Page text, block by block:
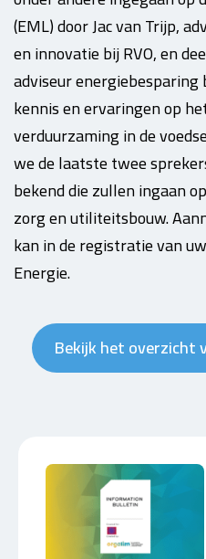
(EML) door Jac van Trijp,
en innovatie bij RVO, en
adviseur
kennis en ervaringen op
verduurzaming in de
we de laatste twee
bekend die zullen ingaan
zorg en utiliteitsbouw.
kan in de registratie van
Energie.
Bekijk het overzicht